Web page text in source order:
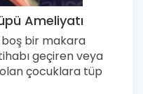
Ameliyatı
bir makara
geçiren veya
olan çocuklara tüp